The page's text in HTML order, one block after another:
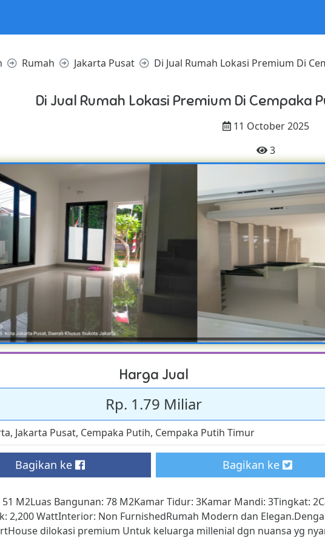
Rumah Jakarta Pusat Di Jual Rumah Lokasi Premium Di
Di Jual Rumah Lokasi Premium Di Cempaka
11 October 2025
3
Harga Jual
Rp. 1.79 Miliar
, Jakarta Pusat, Cempaka Putih, Cempaka Putih Timur
Bagikan ke Bagikan ke
51 M2Luas Bangunan: 78 M2Kamar Tidur: 3Kamar Mandi: 3Tingkat:
2,200 WattInterior: Non FurnishedRumah Modern dan
dilokasi premium Untuk keluarga millenial dgn nuansa yg